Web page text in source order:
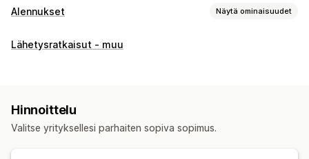
Alennukset Näytä ominaisuudet
Alennustyypit
Mukautettu koodi
Lähetysratkaisut - muu
Hinnoittelu
Valitse yrityksellesi parhaiten sopiva sopimus.